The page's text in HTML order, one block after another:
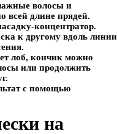
волосы и
всей длине прядей.
концентратор.
к другому вдоль линии
лоб, кончик можно
или продолжить
с помощью
на